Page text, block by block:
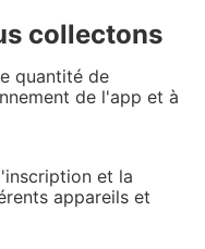
collectons
quantité de
de l'app et à
et la
appareils et